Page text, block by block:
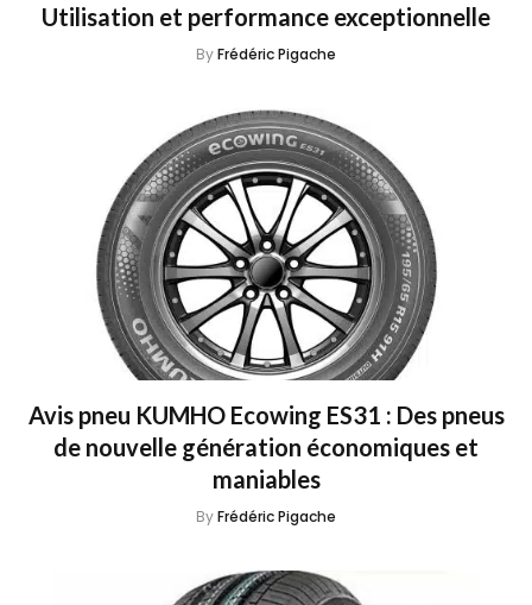
Utilisation et performance exceptionnelle
ByFrédéric Pigache
Avis pneu KUMHO Ecowing ES31 : Des pneus
de nouvelle génération économiques et
maniables
ByFrédéric Pigache